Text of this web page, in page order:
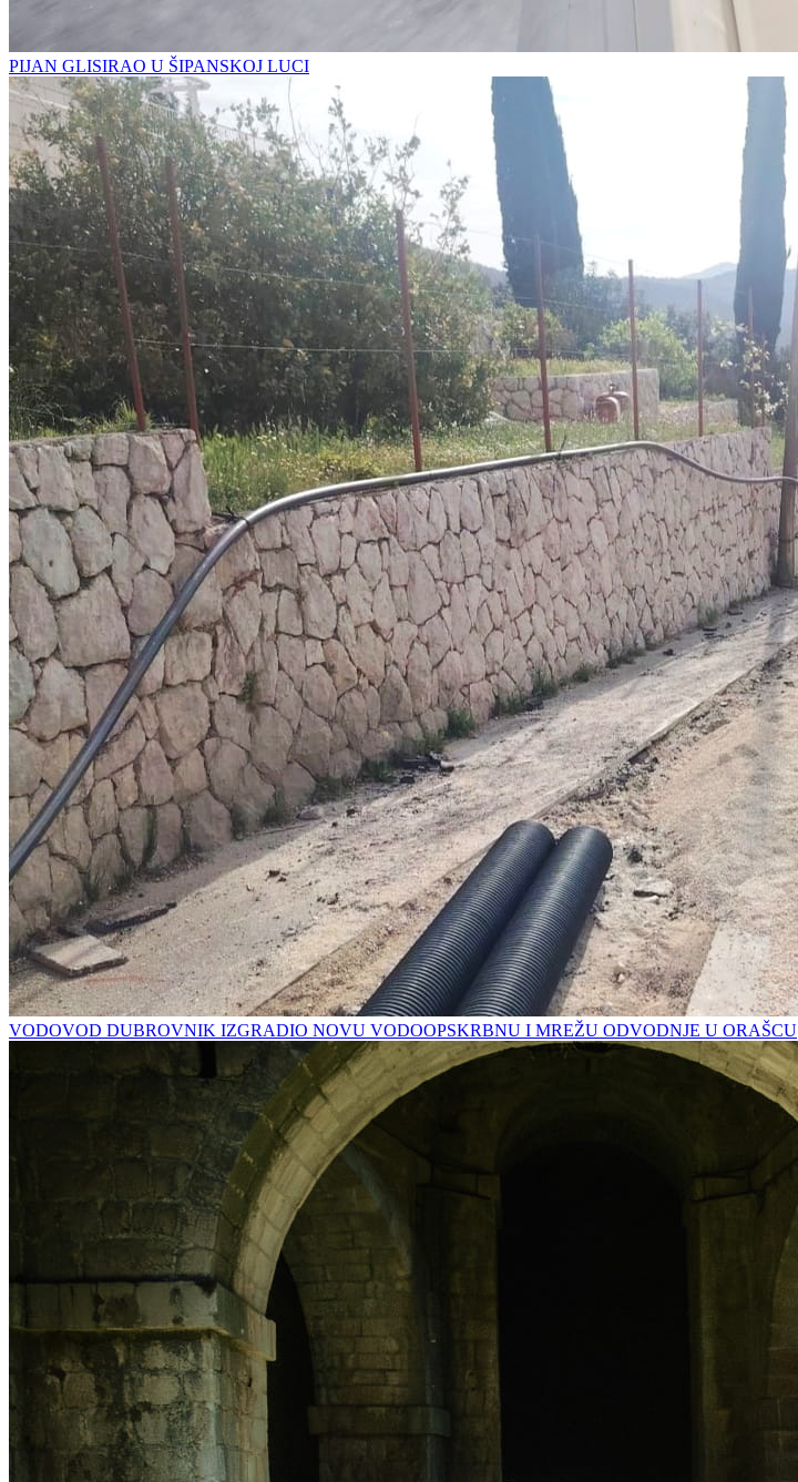
PIJAN GLISIRAO U ŠIPANSKOJ LUCI
VODOVOD DUBROVNIK IZGRADIO NOVU VODOOPSKRBNU I MREŽU ODVODNJE U ORAŠCU